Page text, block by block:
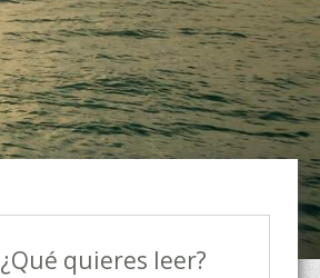
¿Qué quieres leer?